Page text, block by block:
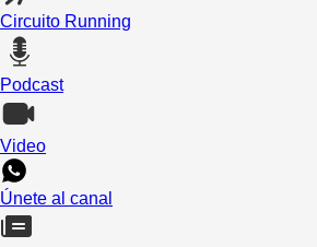
Circuito Running
Podcast
Video
Únete al canal